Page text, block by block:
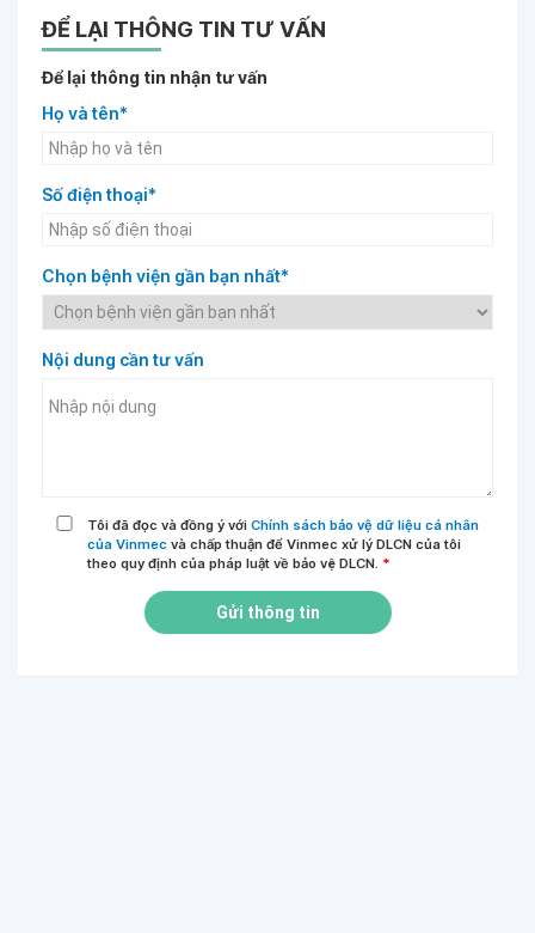
ĐỂ LẠI THÔNG TIN TƯ VẤN
Để lại thông tin nhận tư vấn
Họ và tên*
Số điện thoại*
Chọn bệnh viện gần bạn nhất*
Nội dung cần tư vấn
Tôi đã đọc và đồng ý với Chính sách bảo vệ dữ liệu cá nhân
của Vinmec và chấp thuận để Vinmec xử lý DLCN của tôi
theo quy định của pháp luật về bảo vệ DLCN. *
Gửi thông tin